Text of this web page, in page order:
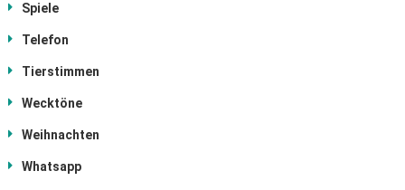
Spiele
Telefon
Tierstimmen
Wecktöne
Weihnachten
Whatsapp